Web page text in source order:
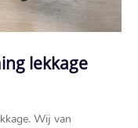
lekkage
Wij van